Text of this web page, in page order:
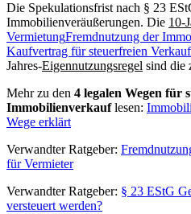
Die Spekulationsfrist nach § 23
Immobilienveräußerungen. Die 10-
VermietungFremdnutzung der
Kaufvertrag für steuerfreien
Jahres-Eigennutzungsregel sind die
Mehr zu den 4 legalen Wegen für
Immobilienverkauflesen:
Wege erklärt
Verwandter Ratgeber:
für Vermieter
Verwandter Ratgeber: § 23 EStG
versteuert werden?